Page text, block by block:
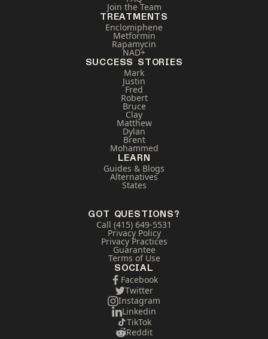
Join the Team
TREATMENTS
Enclomiphene
Metformin
Rapamycin
NAD+
SUCCESS STORIES
Mark
Justin
Fred
Robert
Bruce
Clay
Matthew
Dylan
Brent
Mohammed
LEARN
Guides & Blogs
Alternatives
States
GOT QUESTIONS?
Call (415) 649-5531
Privacy Policy
Privacy Practices
Guarantee
Terms of Use
SOCIAL
Facebook
Twitter
Instagram
Linkedin
TikTok
Reddit